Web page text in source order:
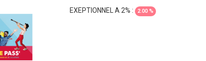
EXEPTIONNEL A 2% : 2.00 %